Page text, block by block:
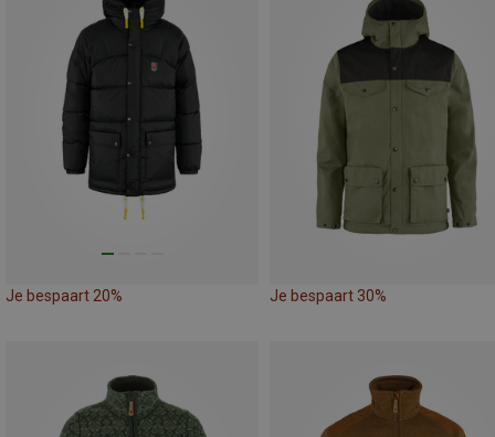
Je bespaart 20% Je bespaart 30%